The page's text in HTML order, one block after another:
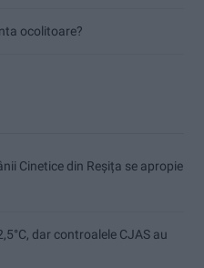
ocolitoare?
Cinetice din Reșița se apropie
dar controalele CJAS au